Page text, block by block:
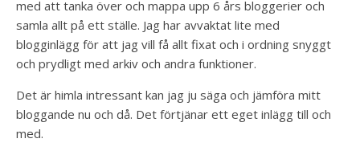
med att tanka över och mappa upp 6 års bloggerier och
samla allt på ett ställe. Jag har avvaktat lite med
blogginlägg för att jag vill få allt fixat och i ordning snyggt
och prydligt med arkiv och andra funktioner.
Det är himla intressant kan jag ju säga och jämföra mitt
bloggande nu och då. Det förtjänar ett eget inlägg till och
med.